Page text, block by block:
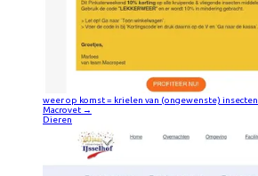
weer op komst = krielen van (ongewenste) insecten
Macrovet →
Dieren